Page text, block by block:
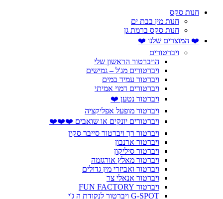
חנות סקס
חנות מין בבת ים
חנות סקס ברמת גן
❤️ המוצרים שלנו ❤️
ויברטורים
הויברטור הראשון שלי
ויברטורים מג'ל – גמישים
ויברטור עמיד במים
ויברטורים דמוי אמיתי
ויברטור נטען ❤️
ויברטור מופעל אפליקציה
ויברטורים יונקים או שואבים ❤️❤️❤️
ויברטור רך ויברטור סייבר סקין
ויברטור ארנבון
ויברטור סיליקון
ויברטור מאלץ אורגזמה
ויברטור ואביזרי מין גדולים
ויברטור אנאלי צר
ויברטור FUN FACTORY
G-SPOT ויברטור לנקודת ה ג'י